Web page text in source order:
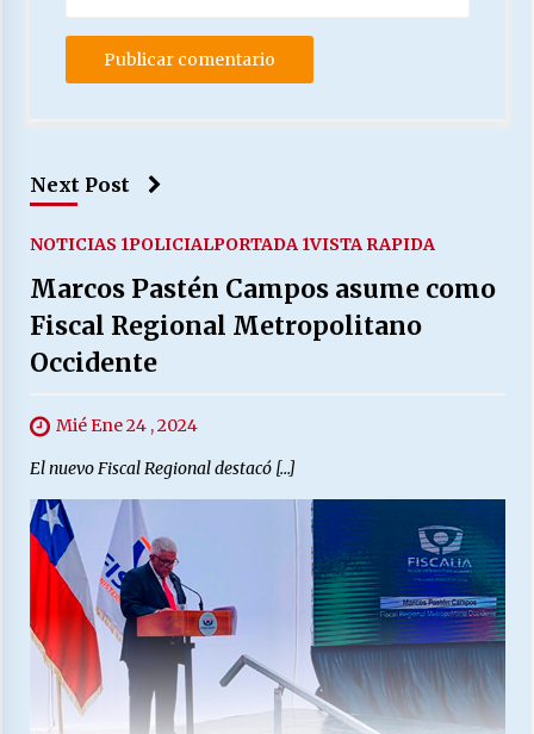
Next Post
NOTICIAS 1POLICIALPORTADA 1VISTA RAPIDA
Marcos Pastén Campos asume como
Fiscal Regional Metropolitano
Occidente
Mié Ene 24 , 2024
El nuevo Fiscal Regional destacó […]